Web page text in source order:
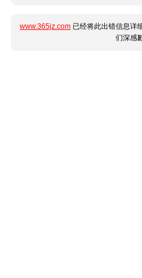
www.365jz.com 已经将此出错信息详
们深感